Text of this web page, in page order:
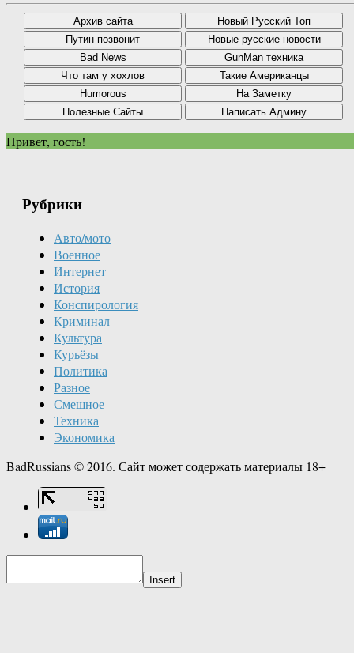
Привет, гость!
Рубрики
Авто/мото
Военное
Интернет
История
Конспирология
Криминал
Культура
Курьёзы
Политика
Разное
Смешное
Техника
Экономика
BadRussians © 2016. Сайт может содержать материалы 18+
Insert